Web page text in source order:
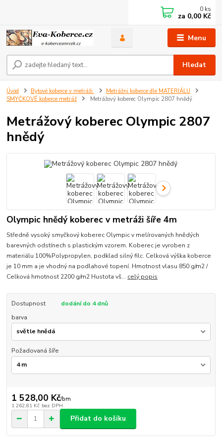
Menu
Hledat
0 ks
za 0,00 Kč
Úvod Bytové koberce v metráži
Metrážni koberce dle MATERIÁLU
SMYČKOVÉ koberce metráž
Metrážový koberec Olympic 2807 hnědý
Metrážový koberec Olympic 2807
hnědý
Olympic hnědý koberec v metráži šíře 4m
Středně vysoký smyčkový koberec Olympic v melírovaných hnědých
barevných odstínech s plastickým vzorem. Koberec je vyroben z
materiálu 100%Polypropylen, podklad silný filc. Celková výška koberce
je 10 mm a je vhodný na podlahové topení. Hmotnost vlasu 850 g/m2 /
Celková hmotnost 2200 g/m2 Hustota vš... celý popis
Dostupnost
dodání do 4 dnů
barva
Požadovaná šíře
1 528,00 Kč/bm
1 262,81 Kč bez DPH
Přidat do košíku